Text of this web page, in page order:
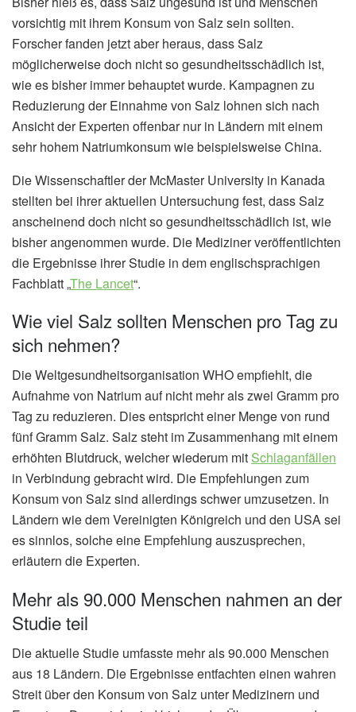
vorsichtig mit ihrem Konsum von Salz sein sollten.
Forscher fanden jetzt aber heraus, dass Salz
möglicherweise doch nicht so gesundheitsschädlich ist,
wie es bisher immer behauptet wurde. Kampagnen zu
Reduzierung der Einnahme von Salz lohnen sich nach
Ansicht der Experten offenbar nur in Ländern mit einem
sehr hohem Natriumkonsum wie beispielsweise China.
Die Wissenschaftler der McMaster University in Kanada
stellten bei ihrer aktuellen Untersuchung fest, dass Salz
anscheinend doch nicht so gesundheitsschädlich ist, wie
bisher angenommen wurde. Die Mediziner veröffentlichten
die Ergebnisse ihrer Studie in dem englischsprachigen
Fachblatt „The Lancet“.
Wie viel Salz sollten Menschen pro Tag zu
sich nehmen?
Die Weltgesundheitsorganisation WHO empfiehlt, die
Aufnahme von Natrium auf nicht mehr als zwei Gramm pro
Tag zu reduzieren. Dies entspricht einer Menge von rund
fünf Gramm Salz. Salz steht im Zusammenhang mit einem
erhöhten Blutdruck, welcher wiederum mit Schlaganfällen
in Verbindung gebracht wird. Die Empfehlungen zum
Konsum von Salz sind allerdings schwer umzusetzen. In
Ländern wie dem Vereinigten Königreich und den USA sei
es sinnlos, solche eine Empfehlung auszusprechen,
erläutern die Experten.
Mehr als 90.000 Menschen nahmen an der
Studie teil
Die aktuelle Studie umfasste mehr als 90.000 Menschen
aus 18 Ländern. Die Ergebnisse entfachten einen wahren
Streit über den Konsum von Salz unter Medizinern und